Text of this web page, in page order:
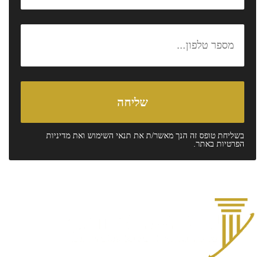
בשליחת טופס זה הנך מאשר/ת את תנאי השימוש ואת מדיניות
הפרטיות באתר.